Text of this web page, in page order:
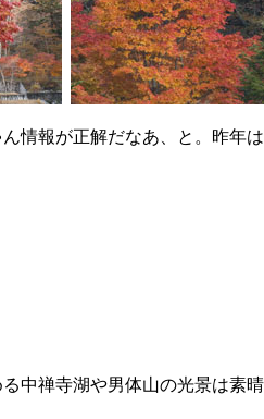
情報が正解だなあ、と。昨年
中禅寺湖や男体山の光景は素